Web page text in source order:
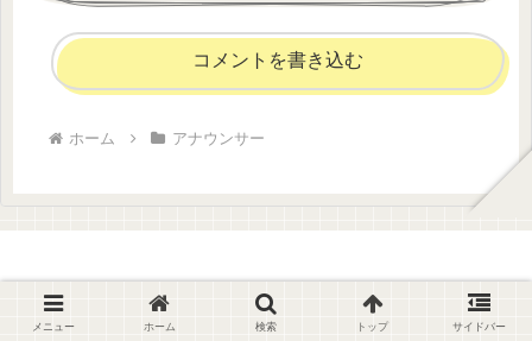
コメントを書き込む
ホーム アナウンサー
Brandnew Amy Trend
メニュー ホーム 検索 トップ サイドバー